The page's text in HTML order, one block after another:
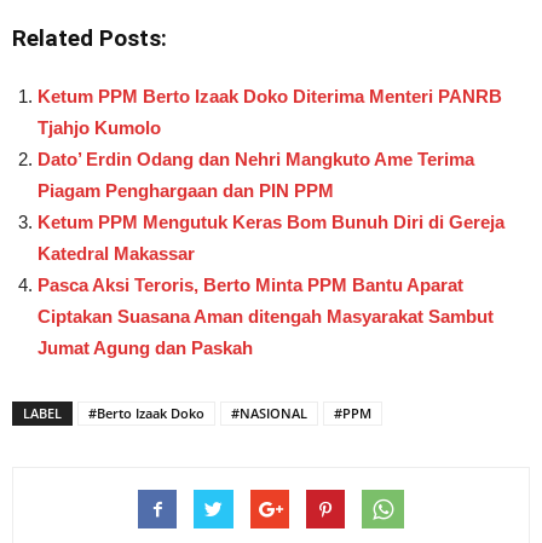
Related Posts:
Ketum PPM Berto Izaak Doko Diterima Menteri PANRB
Tjahjo Kumolo
Dato’ Erdin Odang dan Nehri Mangkuto Ame Terima
Piagam Penghargaan dan PIN PPM
Ketum PPM Mengutuk Keras Bom Bunuh Diri di Gereja
Katedral Makassar
Pasca Aksi Teroris, Berto Minta PPM Bantu Aparat
Ciptakan Suasana Aman ditengah Masyarakat Sambut
Jumat Agung dan Paskah
LABEL #Berto Izaak Doko #NASIONAL #PPM